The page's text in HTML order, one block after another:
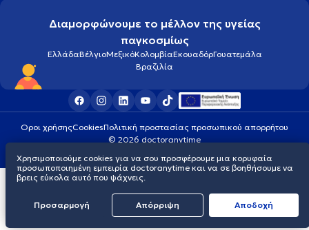
Διαμορφώνουμε το μέλλον της υγείας
παγκοσμίως
ΕλλάδαΒέλγιοΜεξικόΚολομβίαΕκουαδόρΓουατεμάλα
Βραζιλία
Οροι χρήσηςCookiesΠολιτική προστασίας προσωπικού απορρήτου
© 2026 doctoranytime
Χρησιμοποιούμε cookies για να σου προσφέρουμε μια κορυφαία
προσωποποιημένη εμπειρία doctoranytime και να σε βοηθήσουμε να
βρεις εύκολα αυτό που ψάχνεις.
Προσαρμογή Απόρριψη Aποδοχή